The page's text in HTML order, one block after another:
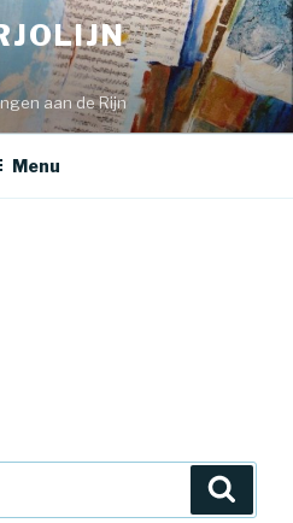
aan de Rijn
Menu